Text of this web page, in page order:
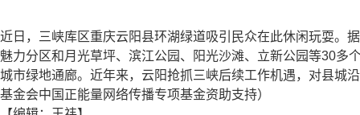
近日，三峡库区重庆云阳县环湖绿道吸引民众在此休闲玩耍。
魅力分区和月光草坪、滨江公园、阳光沙滩、立新公园等30多
城市绿地通廊。近年来，云阳抢抓三峡后续工作机遇，对县城
基金会中国正能量网络传播专项基金资助支持）